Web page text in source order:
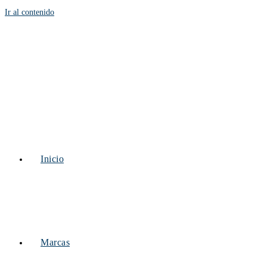
Ir al contenido
Inicio
Marcas